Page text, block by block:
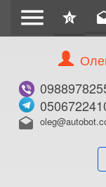
menu star
0
drafts